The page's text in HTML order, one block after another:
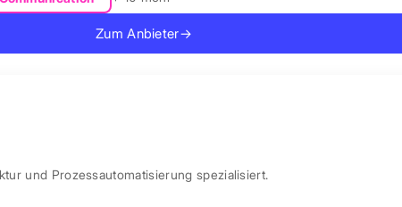
Zum Anbieter→
und Prozessautomatisierung spezialisiert.